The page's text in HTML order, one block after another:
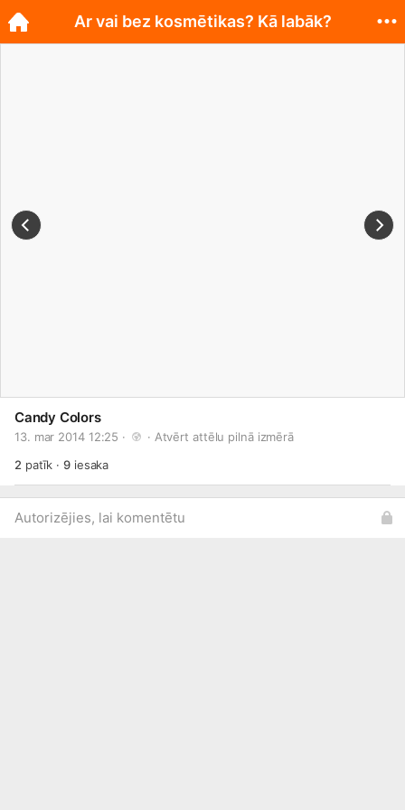
Candy Colors
13. mar 2014 12:25 · · Atvērt attēlu pilnā izmērā
2 patīk ·9iesaka
Autorizējies, lai komentētu
Ar vai bez kosmētikas? Kā labāk?